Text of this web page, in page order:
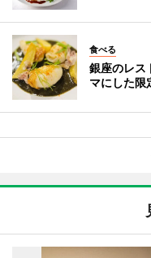
食べる
銀座のレス
マにした限